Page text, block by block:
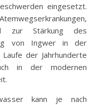
eingesetzt.
zur Stärkung des
von Ingwer in der
der Jahrhunderte
in der modernen
kann je nach